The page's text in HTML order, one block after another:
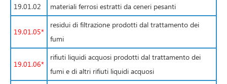
19.01.02
materiali ferrosi estratti da ceneri pesanti
19.01.05*
residui di filtrazione prodotti dal trattamento dei
fumi
19.01.06*
rifiuti liquidi acquosi prodotti dal trattamento dei
fumi e di altri rifiuti liquidi acquosi